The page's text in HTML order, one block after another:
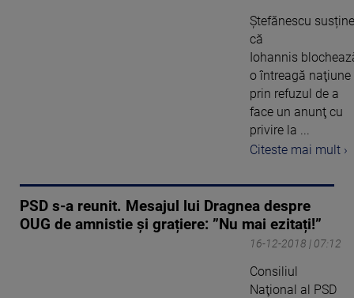
Ștefănescu susține
că
Iohannis
o întreagă naţiune
prin refuzul de a
face un anunţ cu
privire la ...
Citeste mai mult ›
PSD s-a reunit. Mesajul lui Dragnea despre
OUG de amnistie și grațiere: ”Nu mai ezitați!”
16-12-2018 | 07:12
Consiliul
Naţional al PSD